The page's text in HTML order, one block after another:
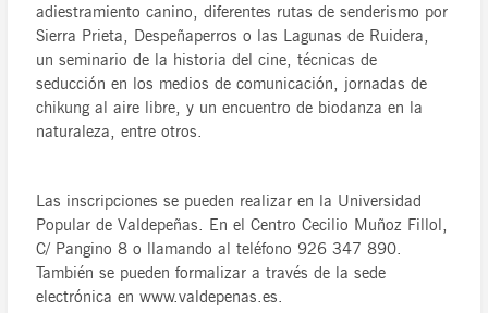
adiestramiento canino, diferentes rutas de senderismo por
Sierra Prieta, Despeñaperros o las Lagunas de Ruidera,
un seminario de la historia del cine, técnicas de
seducción en los medios de comunicación, jornadas de
chikung al aire libre, y un encuentro de biodanza en la
naturaleza, entre otros.
Las inscripciones se pueden realizar en la Universidad
Popular de Valdepeñas. En el Centro Cecilio Muñoz Fillol,
C/ Pangino 8 o llamando al teléfono 926 347 890.
También se pueden formalizar a través de la sede
electrónica en www.valdepenas.es.